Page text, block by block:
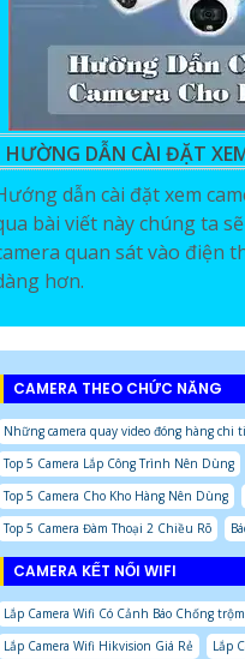
HƯỜNG DẪN CÀI ĐẶT
dẫn cài đặt xem
bài viết này chúng ta
quan sát vào điện
hơn.
CAMERA THEO CHỨC NĂNG
Những camera quay video đóng hàng chi
Top 5 Camera Lắp Công Trình Nên Dùng
Top 5 Camera Cho Kho Hàng Nên Dùng
Top 5 Camera Đàm Thoại 2 Chiều Rõ
CAMERA KẾT NỐI WIFI
Lắp Camera Wifi Có Cảnh Báo Chống trộm
Lắp Camera Wifi Hikvision Giá Rẻ
Lắp